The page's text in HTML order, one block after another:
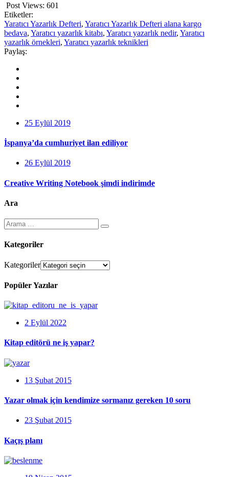
Post Views: 601
Etiketler:
Yaratıcı Yazarlık Defteri, Yaratıcı Yazarlık Defteri alana kargo
bedava, Yaratıcı yazarlık kitabı, Yaratıcı yazarlık nedir, Yaratıcı
yazarlık örnekleri, Yaratıcı yazarlık teknikleri
Paylaş:
25 Eylül 2019
İspanya’da cumhuriyet ilan ediliyor
26 Eylül 2019
Creative Writing Notebook şimdi indirimde
Ara
Kategoriler
Kategoriler
Popüler Yazılar
2 Eylül 2022
Kitap editörü ne iş yapar?
13 Şubat 2015
Yazar olmak için kendimize sormanız gereken 10 soru
23 Şubat 2015
Kaçış planı